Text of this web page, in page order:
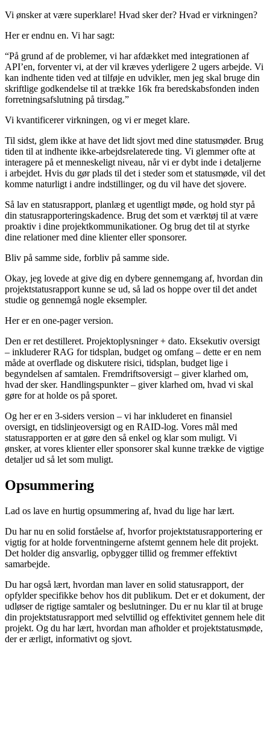
Vi ønsker at være superklare! Hvad sker der? Hvad er virkningen?
Her er endnu en. Vi har sagt:
“På grund af de problemer, vi har afdækket med integrationen af
API’en, forventer vi, at der vil kræves yderligere 2 ugers arbejde. Vi
kan indhente tiden ved at tilføje en udvikler, men jeg skal bruge din
skriftlige godkendelse til at trække 16k fra beredskabsfonden inden
forretningsafslutning på tirsdag.”
Vi kvantificerer virkningen, og vi er meget klare.
Til sidst, glem ikke at have det lidt sjovt med dine statusmøder. Brug
tiden til at indhente ikke-arbejdsrelaterede ting. Vi glemmer ofte at
interagere på et menneskeligt niveau, når vi er dybt inde i detaljerne
i arbejdet. Hvis du gør plads til det i steder som et statusmøde, vil det
komme naturligt i andre indstillinger, og du vil have det sjovere.
Så lav en statusrapport, planlæg et ugentligt møde, og hold styr på
din statusrapporteringskadence. Brug det som et værktøj til at være
proaktiv i dine projektkommunikationer. Og brug det til at styrke
dine relationer med dine klienter eller sponsorer.
Bliv på samme side, forbliv på samme side.
Okay, jeg lovede at give dig en dybere gennemgang af, hvordan din
projektstatusrapport kunne se ud, så lad os hoppe over til det andet
studie og gennemgå nogle eksempler.
Her er en one-pager version.
Den er ret destilleret. Projektoplysninger + dato. Eksekutiv oversigt
– inkluderer RAG for tidsplan, budget og omfang – dette er en nem
måde at overflade og diskutere risici, tidsplan, budget lige i
begyndelsen af samtalen. Fremdriftsoversigt – giver klarhed om,
hvad der sker. Handlingspunkter – giver klarhed om, hvad vi skal
gøre for at holde os på sporet.
Og her er en 3-siders version – vi har inkluderet en finansiel
oversigt, en tidslinjeoversigt og en RAID-log. Vores mål med
statusrapporten er at gøre den så enkel og klar som muligt. Vi
ønsker, at vores klienter eller sponsorer skal kunne trække de vigtige
detaljer ud så let som muligt.
Opsummering
Lad os lave en hurtig opsummering af, hvad du lige har lært.
Du har nu en solid forståelse af, hvorfor projektstatusrapportering er
vigtig for at holde forventningerne afstemt gennem hele dit projekt.
Det holder dig ansvarlig, opbygger tillid og fremmer effektivt
samarbejde.
Du har også lært, hvordan man laver en solid statusrapport, der
opfylder specifikke behov hos dit publikum. Det er et dokument, der
udløser de rigtige samtaler og beslutninger. Du er nu klar til at bruge
din projektstatusrapport med selvtillid og effektivitet gennem hele dit
projekt. Og du har lært, hvordan man afholder et projektstatusmøde,
der er ærligt, informativt og sjovt.